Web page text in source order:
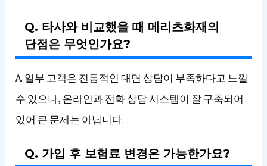
Q. 타사와 비교했을 때 메리츠화재의
단점은 무엇인가요?
A. 일부 고객은 전통적인 대면 상담이 부족하다고 느낄
수 있으나, 온라인과 전화 상담 시스템이 잘 구축되어
있어 큰 문제는 아닙니다.
Q. 가입 후 보험료 변경은 가능한가요?